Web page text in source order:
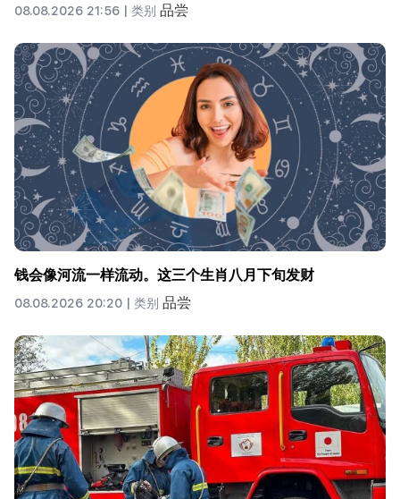
08.08.2026 21:56 | 类别 品尝
钱会像河流一样流动。这三个生肖八月下旬发财
08.08.2026 20:20 | 类别 品尝